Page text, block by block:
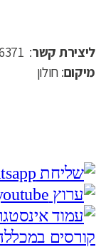
ליצירת קשר: 052-9256371 |
מיקום: חולון
קורסים